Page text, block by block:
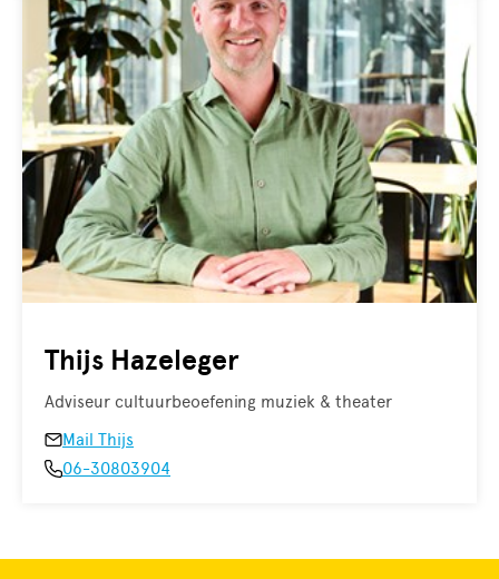
Thijs Hazeleger
Adviseur cultuurbeoefening muziek & theater
Mail Thijs
06-30803904